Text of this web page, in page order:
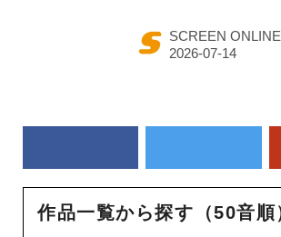
SCREEN ONLINE
作品一覧から探す（50音順